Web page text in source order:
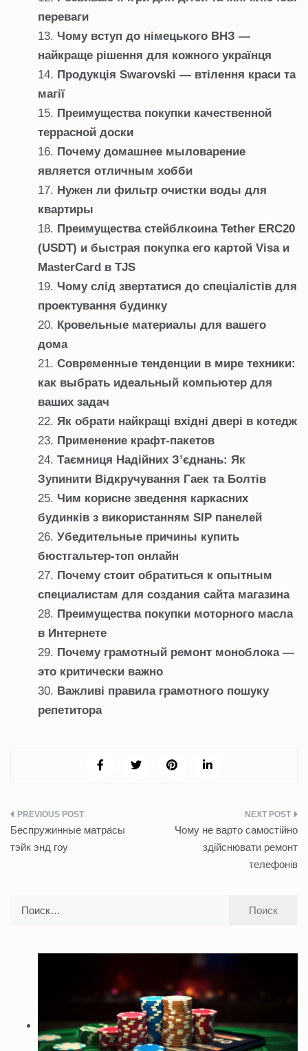
переваги
Чому вступ до німецького ВНЗ —
найкраще рішення для кожного українця
Продукція Swarovski — втілення краси та
магії
Преимущества покупки качественной
террасной доски
Почему домашнее мыловарение
является отличным хобби
Нужен ли фильтр очистки воды для
квартиры
Преимущества стейблкоина Tether ERC20
(USDT) и быстрая покупка его картой Visa и
MasterCard в TJS
Чому слід звертатися до спеціалістів для
проектування будинку
Кровельные материалы для вашего
дома
Современные тенденции в мире техники:
как выбрать идеальный компьютер для
ваших задач
Як обрати найкращі вхідні двері в котедж
Применение крафт-пакетов
Таємниця Надійних З’єднань: Як
Зупинити Відкручування Гаек та Болтів
Чим корисне зведення каркасних
будинків з використанням SIP панелей
Убедительные причины купить
бюстгальтер-топ онлайн
Почему стоит обратиться к опытным
специалистам для создания сайта магазина
Преимущества покупки моторного масла
в Интернете
Почему грамотный ремонт моноблока —
это критически важно
Важливі правила грамотного пошуку
репетитора
Навигация
по
Беспружинные матрасы
тэйк энд гоу
Чому не варто самостійно
здійснювати ремонт
телефонів